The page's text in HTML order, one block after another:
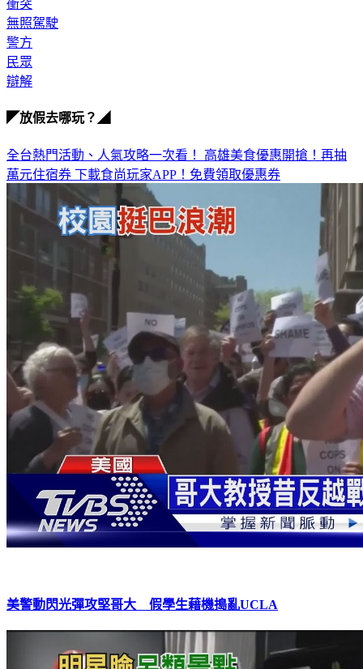
衝突
無照駕駛
警方
民眾
辯解
◤放假去哪玩？◢
全台熱門活動、人氣攻略一次看！ 高雄美食優惠開搶！再抽
萬元住宿券 下載食尚玩家APP！免費領取優惠券
美警動閃光彈攻堅哥大 假學生藉機搗亂UCLA